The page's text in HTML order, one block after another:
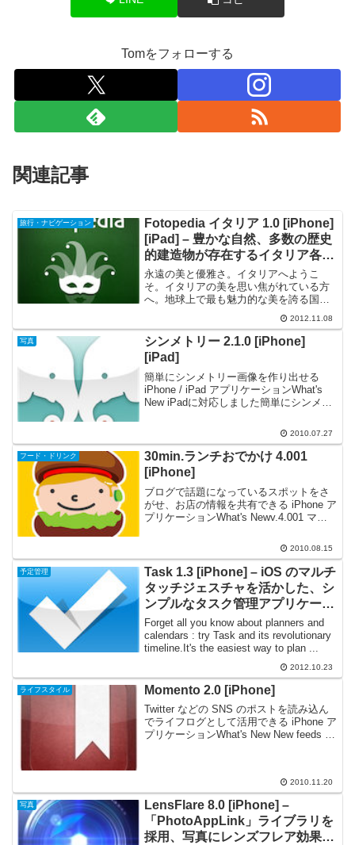
Tomをフォローする
関連記事
旅行・ナビゲーション
Fotopedia イタリア 1.0 [iPhone]
[iPad] – 豊かな自然、多数の歴史
的建造物が存在するイタリア各地
を3,000枚超の写真で旅する
永遠の美と優雅さ。イタリアへようこ
そ。イタリアの美を思い焦がれている方
へ。地球上で最も魅力的な美を誇る国の1
つをiPad、iPhone、iPodで探索できま
す。シチリアの洞窟からイタリアアルプ
スの山々、さらには水の都ヴェニスから
永遠の都市ロ...
2012.11.08
写真
シンメトリー 2.1.0 [iPhone]
[iPad]
簡単にシンメトリー画像を作り出せる
iPhone / iPad アプリケーションWhat's
New iPadに対応しました簡単にシンメト
ション、『シンメトリー』がアップデー
2010.07.27
フード・ドリンク
30min.ランチおでかけ 4.001
[iPhone]
ブログで話題になっているスポットをさ
がせ、お店の情報を共有できる iPhone ア
プリケーションWhat's Newv.4.001 マイ
稿にもコメントをつけられるように バグ
2010.08.15
予定管理
Task 1.3 [iPhone] – iOS のマルチ
タッチジェスチャを活かした、シ
ンプルなタスク管理アプリケーシ
ョン
Forget all you know about planners and
calendars : try Task and its revolutionary
timeline.It's the easiest way to plan ...
2012.10.23
ライフスタイル Momento 2.0 [iPhone]
Twitter などの SNS のポストを読み込ん
でライフログとして活用できる iPhone ア
プリケーションWhat's New New feeds -
2010.11.20
写真
LensFlare 8.0 [iPhone] –
「PhotoAppLink」ライブラリを
採用、写真にレンズフレア効果を